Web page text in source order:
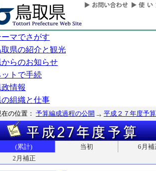
ーマでさがす
取県の紹介と観光
からのお知らせ
ットで手続
政情報
の組織と仕事
の位置： 予算編成過程の公開 平成２７年度予算
(累計) 当初
6月補
2月補正